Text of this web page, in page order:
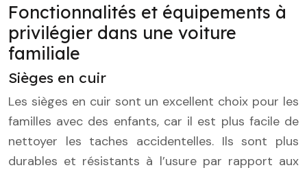
Fonctionnalités et équipements à
privilégier dans une voiture
familiale
Sièges en cuir
Les sièges en cuir sont un excellent choix pour les
familles avec des enfants, car il est plus facile de
nettoyer les taches accidentelles. Ils sont plus
durables et résistants à l’usure par rapport aux